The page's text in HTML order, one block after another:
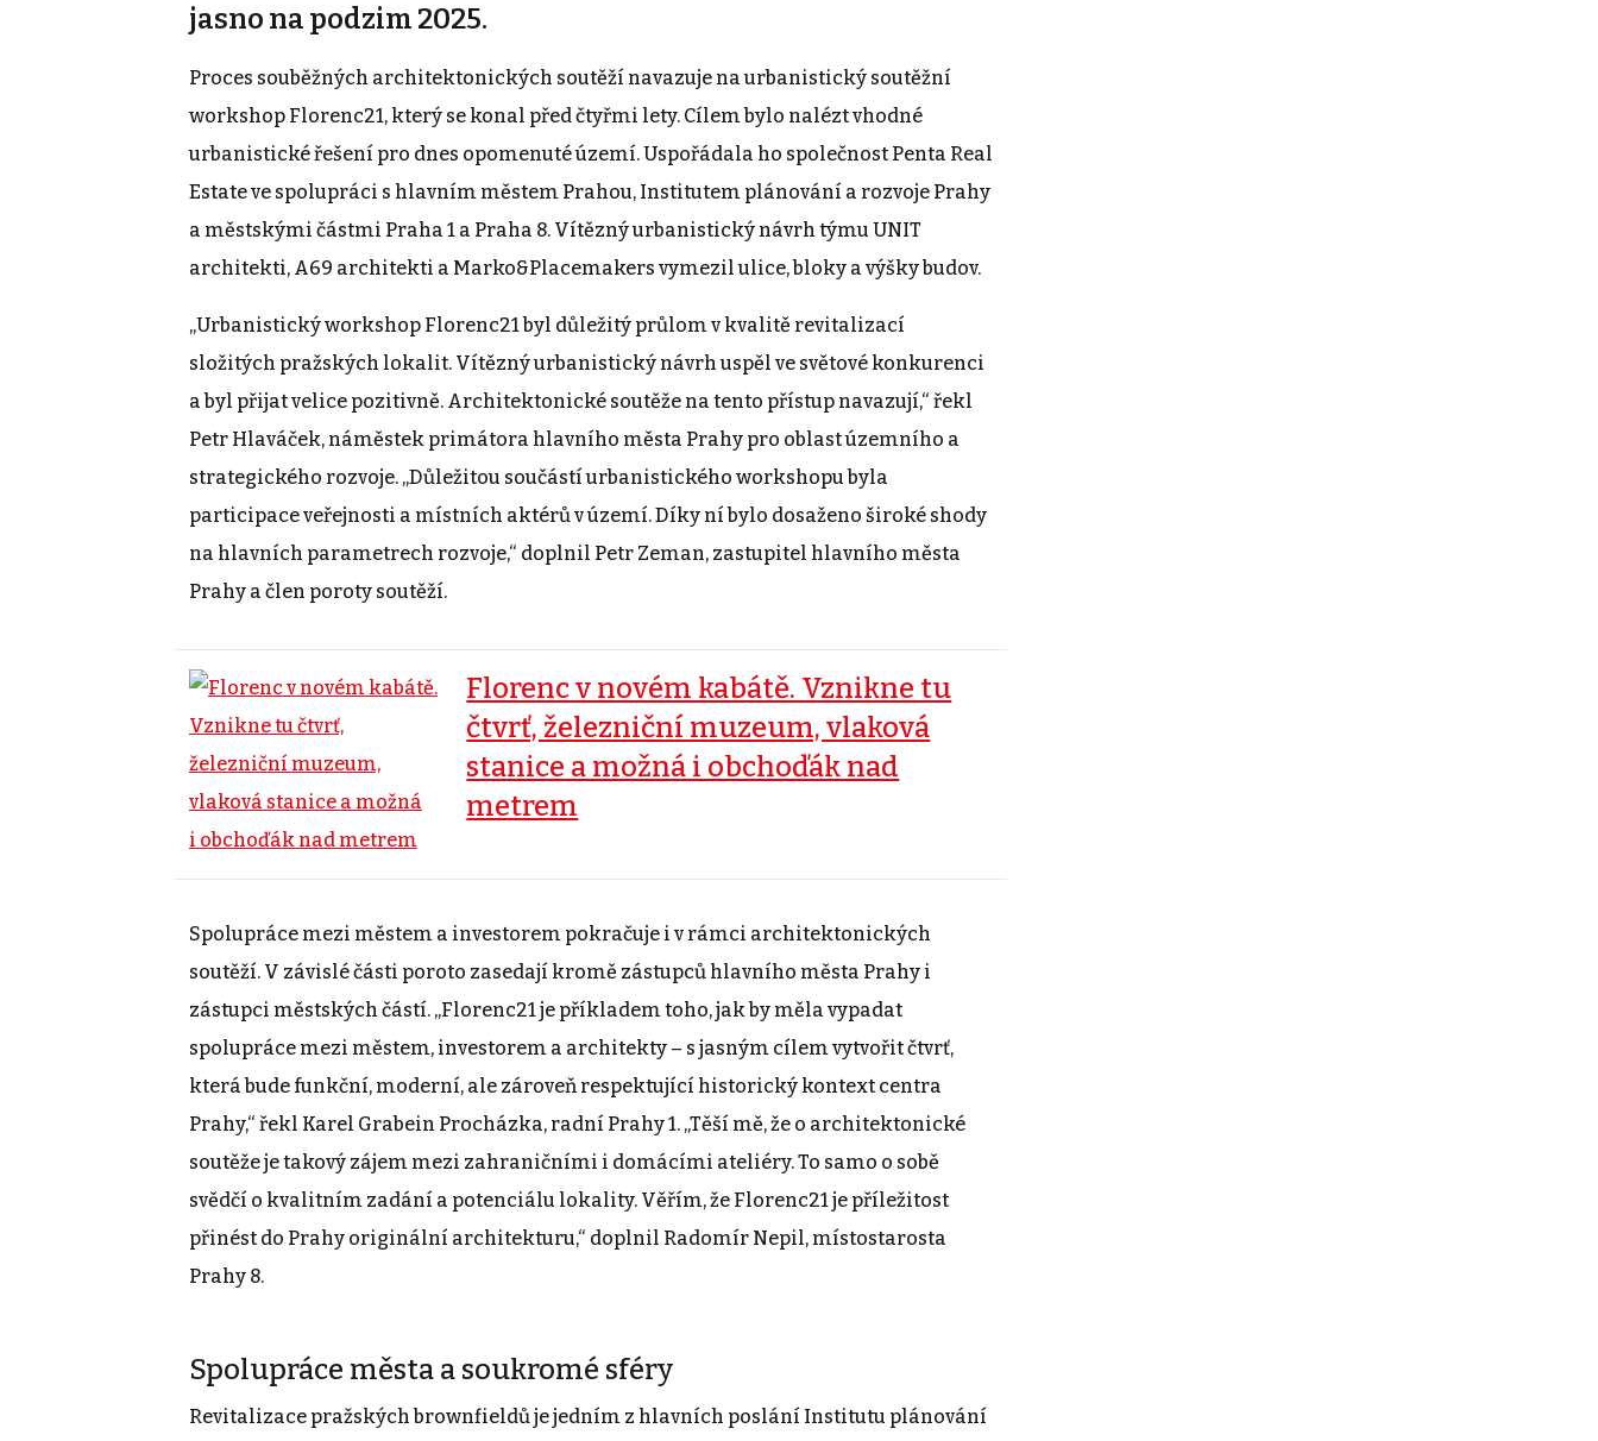
jasno na podzim 2025.
Proces souběžných architektonických soutěží navazuje na urbanistický soutěžní
workshop Florenc21, který se konal před čtyřmi lety. Cílem bylo nalézt vhodné
urbanistické řešení pro dnes opomenuté území. Uspořádala ho společnost Penta Real
Estate ve spolupráci s hlavním městem Prahou, Institutem plánování a rozvoje Prahy
a městskými částmi Praha 1 a Praha 8. Vítězný urbanistický návrh týmu UNIT
architekti, A69 architekti a Marko&Placemakers vymezil ulice, bloky a výšky budov.
„Urbanistický workshop Florenc21 byl důležitý průlom v kvalitě revitalizací
složitých pražských lokalit. Vítězný urbanistický návrh uspěl ve světové konkurenci
a byl přijat velice pozitivně. Architektonické soutěže na tento přístup navazují,“ řekl
Petr Hlaváček, náměstek primátora hlavního města Prahy pro oblast územního a
strategického rozvoje. „Důležitou součástí urbanistického workshopu byla
participace veřejnosti a místních aktérů v území. Díky ní bylo dosaženo široké shody
na hlavních parametrech rozvoje,“ doplnil Petr Zeman, zastupitel hlavního města
Prahy a člen poroty soutěží.
Florenc v novém kabátě. Vznikne tu
čtvrť, železniční muzeum, vlaková
stanice a možná i obchoďák nad
metrem
Spolupráce mezi městem a investorem pokračuje i v rámci architektonických
soutěží. V závislé části poroto zasedají kromě zástupců hlavního města Prahy i
zástupci městských částí. „Florenc21 je příkladem toho, jak by měla vypadat
spolupráce mezi městem, investorem a architekty – s jasným cílem vytvořit čtvrť,
která bude funkční, moderní, ale zároveň respektující historický kontext centra
Prahy,“ řekl Karel Grabein Procházka, radní Prahy 1. „Těší mě, že o architektonické
soutěže je takový zájem mezi zahraničními i domácími ateliéry. To samo o sobě
svědčí o kvalitním zadání a potenciálu lokality. Věřím, že Florenc21 je příležitost
přinést do Prahy originální architekturu,“ doplnil Radomír Nepil, místostarosta
Prahy 8.
Spolupráce města a soukromé sféry
Revitalizace pražských brownfieldů je jedním z hlavních poslání Institutu plánování